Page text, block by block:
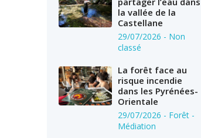
la vallée de la
Castellane
29/07/2026 - Non
classé
La forêt face au
risque incendie
dans les Pyrénées-
Orientale
29/07/2026 - Forêt -
Médiation